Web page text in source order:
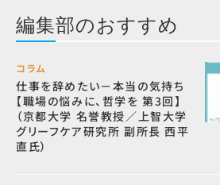
編集部のおすすめ
コラム
仕事を辞めたい－本当の気持ち
【職場の悩みに、哲学を 第3回】
（京都大学 名誉教授／上智大学
グリーフケア研究所 副所長 西平
直氏）